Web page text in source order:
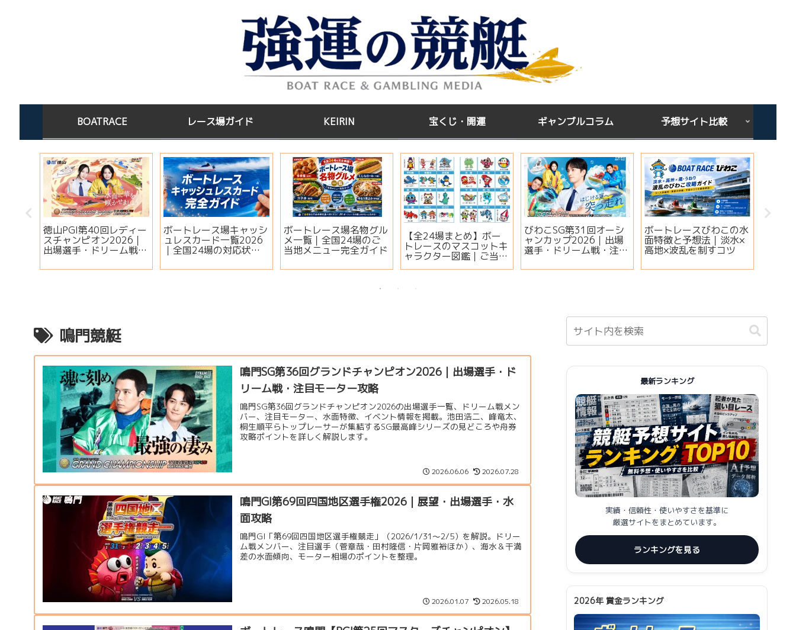
BOATRACE レース場ガイド KEIRIN 宝くじ・開運 ギャンブルコラム 予想サイト比較
ボートレース場指定席一
覧｜全国24場の料金・
予約方法・有料席を比較
宝くじを買った後はどう
する？高額当選者の保管
場所と金運ジンクス
江戸川GⅢ第35回アサヒ
ビールカップ2026｜出
場選手・注目モーター・
【2026年版】サマージ
ャンボ宝くじはいつ買
う？開運日・買い方・連
番とバラの違いを徹底解
説
下関GⅢオールレディー
ス ジュエルセブンカッ
プ2026｜出場選手・注
報まとめ
宝くじを買う時間は関係
ある？朝・昼・夜で当た
りやすい時間帯と金運ジ
鳴門競艇
鳴門SG第36回グランドチャンピオン2026｜出場選手・ド
リーム戦・注目モーター攻略
鳴門SG第36回グランドチャンピオン2026の出場選手一覧、ドリーム戦メン
バー、注目モーター、水面特徴、イベント情報を掲載。池田浩二、峰竜太、
桐生順平らトップレーサーが集結するSG最高峰シリーズの見どころや舟券
攻略ポイントを詳しく解説します。
2026.06.06 2026.07.28
鳴門GI第69回四国地区選手権2026｜展望・出場選手・水
面攻略
鳴門GI「第69回四国地区選手権競走」（2026/1/31〜2/5）を解説。ドリー
ム戦メンバー、注目選手（菅章哉・田村隆信・片岡雅裕ほか）、海水＆干満
差の水面傾向、モーター相場のポイントを整理。
2026.01.07 2026.05.18
最新ランキング
実績・信頼性・使いやすさを基準に
厳選サイトをまとめています。
ランキングを見る
2026年 賞金ランキング